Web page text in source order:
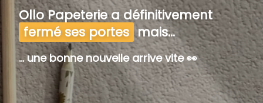
Ollo Papeterie a définitivement
fermé ses portes mais...
... une bonne nouvelle arrive vite 👀